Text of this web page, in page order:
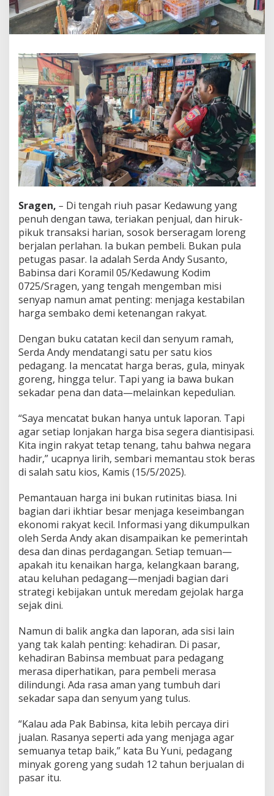
T
e
n
a
g
:
M
i
s
i
S
u
n
y
i
B
b
n
s
a
d
i
P
a
s
a
K
e
d
a
w
u
g
Sragen, – Di tengah riuh pasar Kedawung yang
penuh dengan tawa, teriakan penjual, dan hiruk-
pikuk transaksi harian, sosok berseragam loreng
berjalan perlahan. Ia bukan pembeli. Bukan pula
petugas pasar. Ia adalah Serda Andy Susanto,
Babinsa dari Koramil 05/Kedawung Kodim
0725/Sragen, yang tengah mengemban misi
senyap namun amat penting: menjaga kestabilan
harga sembako demi ketenangan rakyat.
Dengan buku catatan kecil dan senyum ramah,
Serda Andy mendatangi satu per satu kios
pedagang. Ia mencatat harga beras, gula, minyak
goreng, hingga telur. Tapi yang ia bawa bukan
sekadar pena dan data—melainkan kepedulian.
“Saya mencatat bukan hanya untuk laporan. Tapi
agar setiap lonjakan harga bisa segera diantisipasi.
Kita ingin rakyat tetap tenang, tahu bahwa negara
hadir,” ucapnya lirih, sembari memantau stok beras
di salah satu kios, Kamis (15/5/2025).
Pemantauan harga ini bukan rutinitas biasa. Ini
bagian dari ikhtiar besar menjaga keseimbangan
ekonomi rakyat kecil. Informasi yang dikumpulkan
oleh Serda Andy akan disampaikan ke pemerintah
desa dan dinas perdagangan. Setiap temuan—
apakah itu kenaikan harga, kelangkaan barang,
atau keluhan pedagang—menjadi bagian dari
strategi kebijakan untuk meredam gejolak harga
sejak dini.
Namun di balik angka dan laporan, ada sisi lain
yang tak kalah penting: kehadiran. Di pasar,
kehadiran Babinsa membuat para pedagang
merasa diperhatikan, para pembeli merasa
dilindungi. Ada rasa aman yang tumbuh dari
sekadar sapa dan senyum yang tulus.
“Kalau ada Pak Babinsa, kita lebih percaya diri
jualan. Rasanya seperti ada yang menjaga agar
semuanya tetap baik,” kata Bu Yuni, pedagang
minyak goreng yang sudah 12 tahun berjualan di
pasar itu.